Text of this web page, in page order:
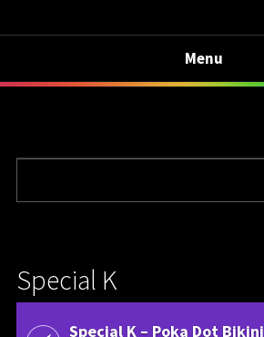
Menu
Special K
Special K ‎– Poka Dot Bikini